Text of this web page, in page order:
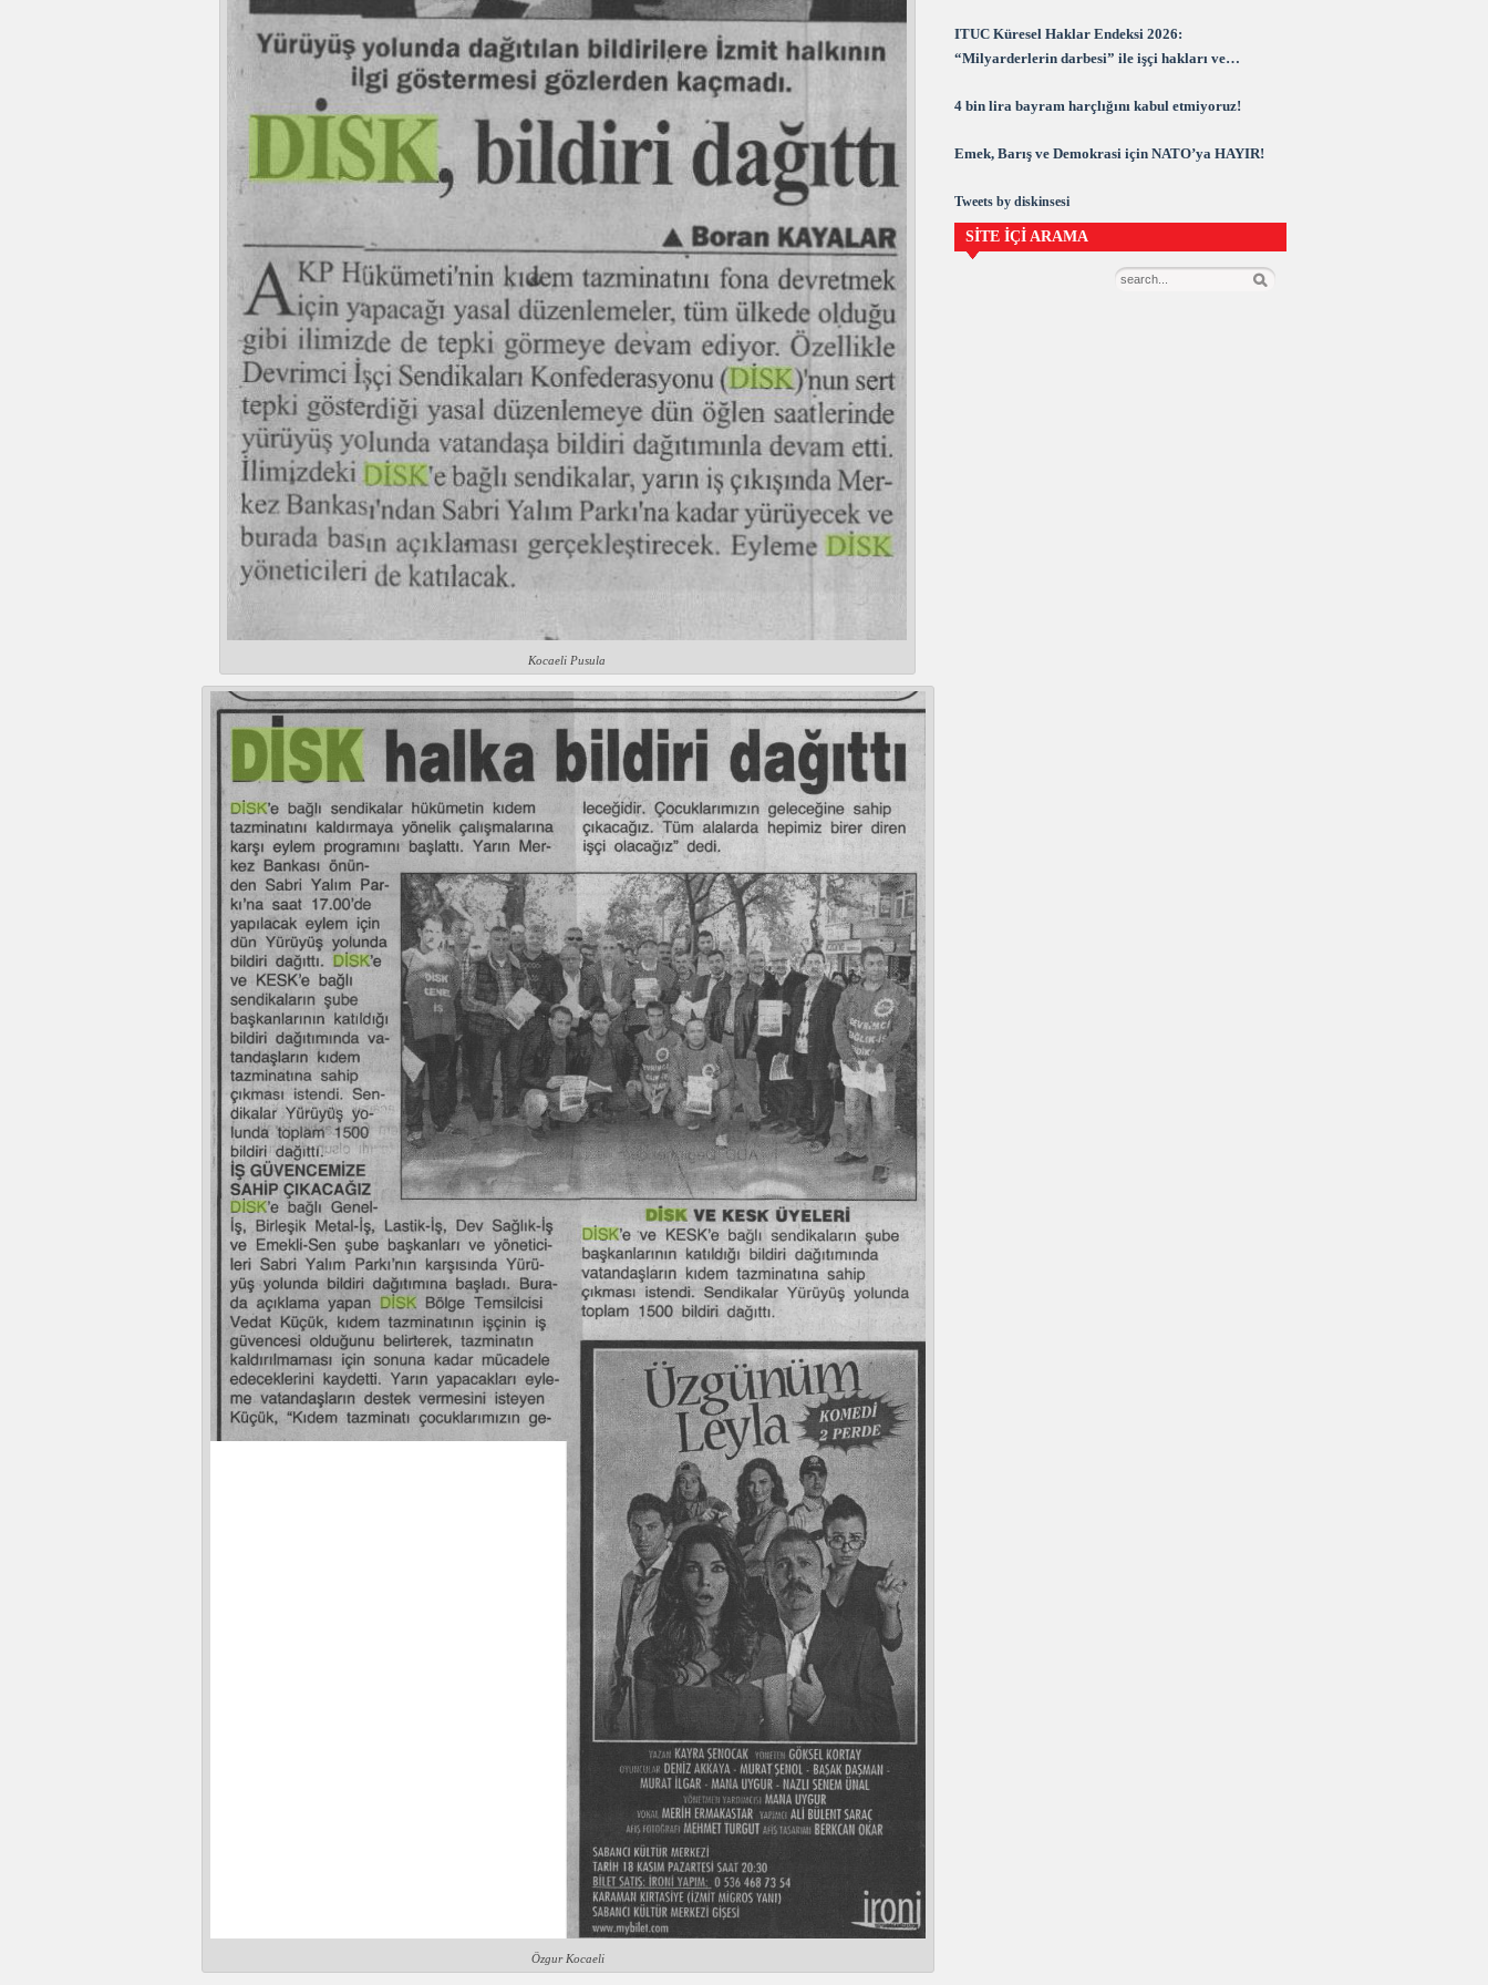
Kocaeli Pusula
Özgur Kocaeli
ITUC Küresel Haklar Endeksi 2026:
“Milyarderlerin darbesi” ile işçi hakları ve
4 bin lira bayram harçlığını kabul etmiyoruz!
Emek, Barış ve Demokrasi için NATO’ya HAYIR!
Tweets by diskinsesi
SİTE İÇİ ARAMA